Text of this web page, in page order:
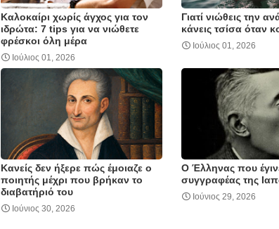
Καλοκαίρι χωρίς άγχος για τον
ιδρώτα: 7 tips για να νιώθετε
φρέσκοι όλη μέρα
Ιούλιος 01, 2026
Γιατί νιώθεις την
κάνεις τσίσα όταν
Ιούλιος 01, 2026
Κανείς δεν ήξερε πώς έμοιαζε ο
ποιητής μέχρι που βρήκαν το
διαβατήριό του
Ιούνιος 30, 2026
Ο Έλληνας που
συγγραφέας της
Ιούνιος 29, 2026